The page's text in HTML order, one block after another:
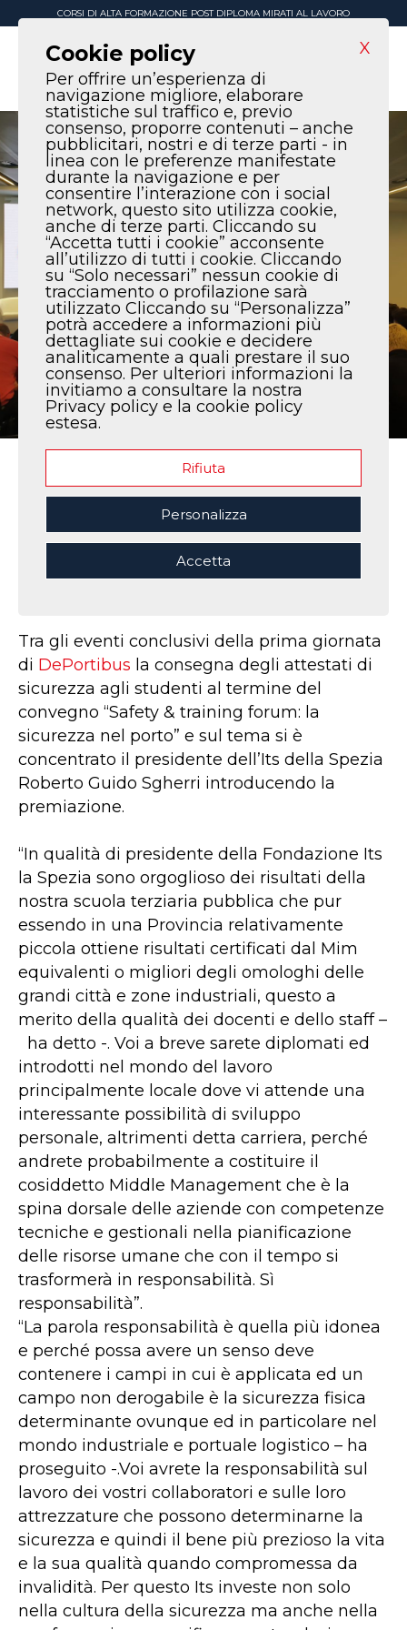
CORSI DI ALTA FORMAZIONE POST DIPLOMA MIRATI AL LAVORO
CONSEGNA ATTESTATI
SICUREZZA EVENTO
Tra gli eventi conclusivi della prima giornata
di DePortibus la consegna degli attestati di
sicurezza agli studenti al termine del
convegno “Safety & training forum: la
sicurezza nel porto” e sul tema si è
concentrato il presidente dell’Its della Spezia
Roberto Guido Sgherri introducendo la
premiazione.
“In qualità di presidente della Fondazione Its
la Spezia sono orgoglioso dei risultati della
nostra scuola terziaria pubblica che pur
essendo in una Provincia relativamente
piccola ottiene risultati certificati dal Mim
equivalenti o migliori degli omologhi delle
grandi città e zone industriali, questo a
merito della qualità dei docenti e dello staff –
ha detto -. Voi a breve sarete diplomati ed
introdotti nel mondo del lavoro
principalmente locale dove vi attende una
interessante possibilità di sviluppo
personale, altrimenti detta carriera, perché
andrete probabilmente a costituire il
cosiddetto Middle Management che è la
spina dorsale delle aziende con competenze
tecniche e gestionali nella pianificazione
delle risorse umane che con il tempo si
trasformerà in responsabilità. Sì
responsabilità”.
“La parola responsabilità è quella più idonea
e perché possa avere un senso deve
contenere i campi in cui è applicata ed un
campo non derogabile è la sicurezza fisica
determinante ovunque ed in particolare nel
mondo industriale e portuale logistico – ha
proseguito -.Voi avrete la responsabilità sul
lavoro dei vostri collaboratori e sulle loro
attrezzature che possono determinarne la
sicurezza e quindi il bene più prezioso la vita
e la sua qualità quando compromessa da
invalidità. Per questo Its investe non solo
nella cultura della sicurezza ma anche nella
X
Cookie policy
Per offrire un’esperienza di
navigazione migliore, elaborare
statistiche sul traffico e, previo
consenso, proporre contenuti – anche
pubblicitari, nostri e di terze parti - in
linea con le preferenze manifestate
durante la navigazione e per
consentire l’interazione con i social
network, questo sito utilizza cookie,
anche di terze parti. Cliccando su
“Accetta tutti i cookie” acconsente
all’utilizzo di tutti i cookie. Cliccando
su “Solo necessari” nessun cookie di
tracciamento o profilazione sarà
utilizzato Cliccando su “Personalizza”
potrà accedere a informazioni più
dettagliate sui cookie e decidere
analiticamente a quali prestare il suo
consenso. Per ulteriori informazioni la
invitiamo a consultare la nostra
Privacy policy e la cookie policy
estesa.
Rifiuta
Personalizza
Accetta